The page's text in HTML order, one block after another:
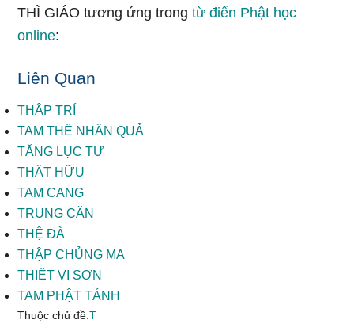
THÌ GIÁO tương ứng trongtừ điển Phật học
online:
Liên Quan
THẬP TRÍ
TAM THẾ NHÂN QUẢ
TĂNG LỤC TƯ
THẤT HỮU
TAM CANG
TRUNG CĂN
THỆ ĐÀ
THẬP CHỦNG MA
THIẾT VI SƠN
TAM PHẬT TÁNH
Thuộc chủ đề:T